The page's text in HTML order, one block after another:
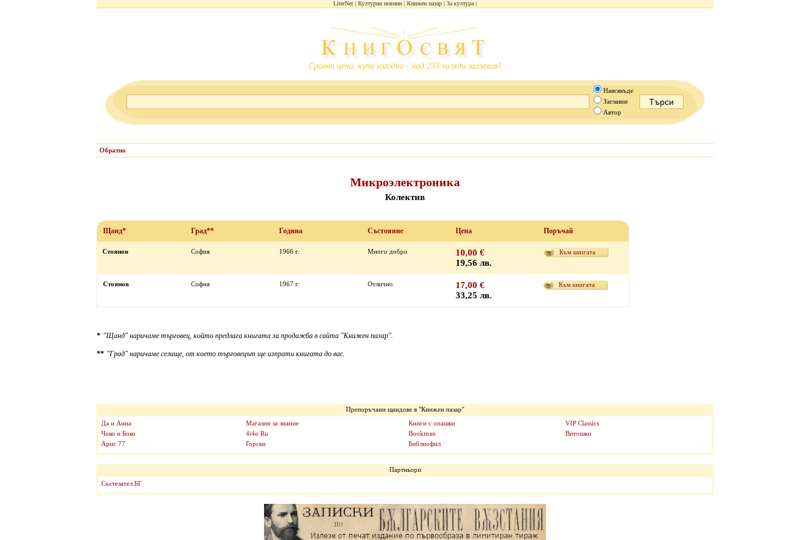
LiterNet Културни новини Книжен пазар За култура
Сравни цени, купи изгодно - над 233 хиляди заглавия!
Навсякъде
Заглавие
Автор
Обратно
Микроэлектроника
Колектив
Щанд* Град** Година Състояние Цена Поръчай
Стоянов София 1966 г. Много добро
10,00 €
19,56 лв.
Към книгата
Стоянов София 1967 г. Отлично
17,00 €
33,25 лв.
Към книгата
* "Щанд" наричаме търговец, който предлага книгата за продажба в сайта "Книжен пазар".
** "Град" наричаме селище, от което търговецът ще изпрати книгата до вас.
Препоръчани щандове в "Книжен пазар"
Да и Анна
Чоко и Боко
Арис 77
Магазин за знание
4i4o Ru
Горски
Книги с опашки
Bookman
Библиофил
VIP Classics
Витошки
Партньори
Състезател.БГ